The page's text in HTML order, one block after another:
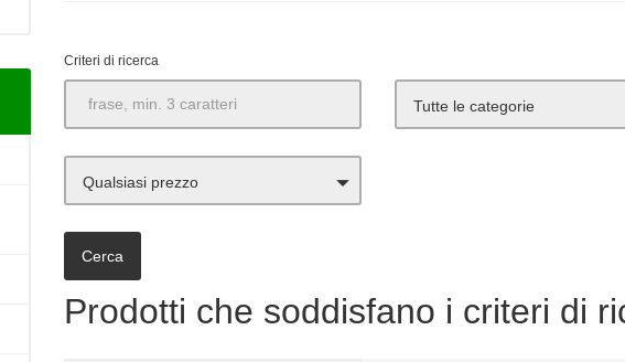
Criteri di ricerca
Tutte le categorie
Qualsiasi prezzo
Prodotti che soddisfano i criteri di